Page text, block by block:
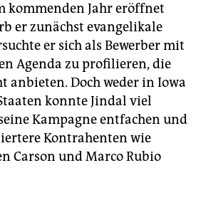
kommenden Jahr eröffnet
er zunächst evangelikale
er sich als Bewerber mit
Agenda zu profilieren, die
anbieten. Doch weder in Iowa
konnte Jindal viel
Kampagne entfachen und
Kontrahenten wie
Carson und Marco Rubio